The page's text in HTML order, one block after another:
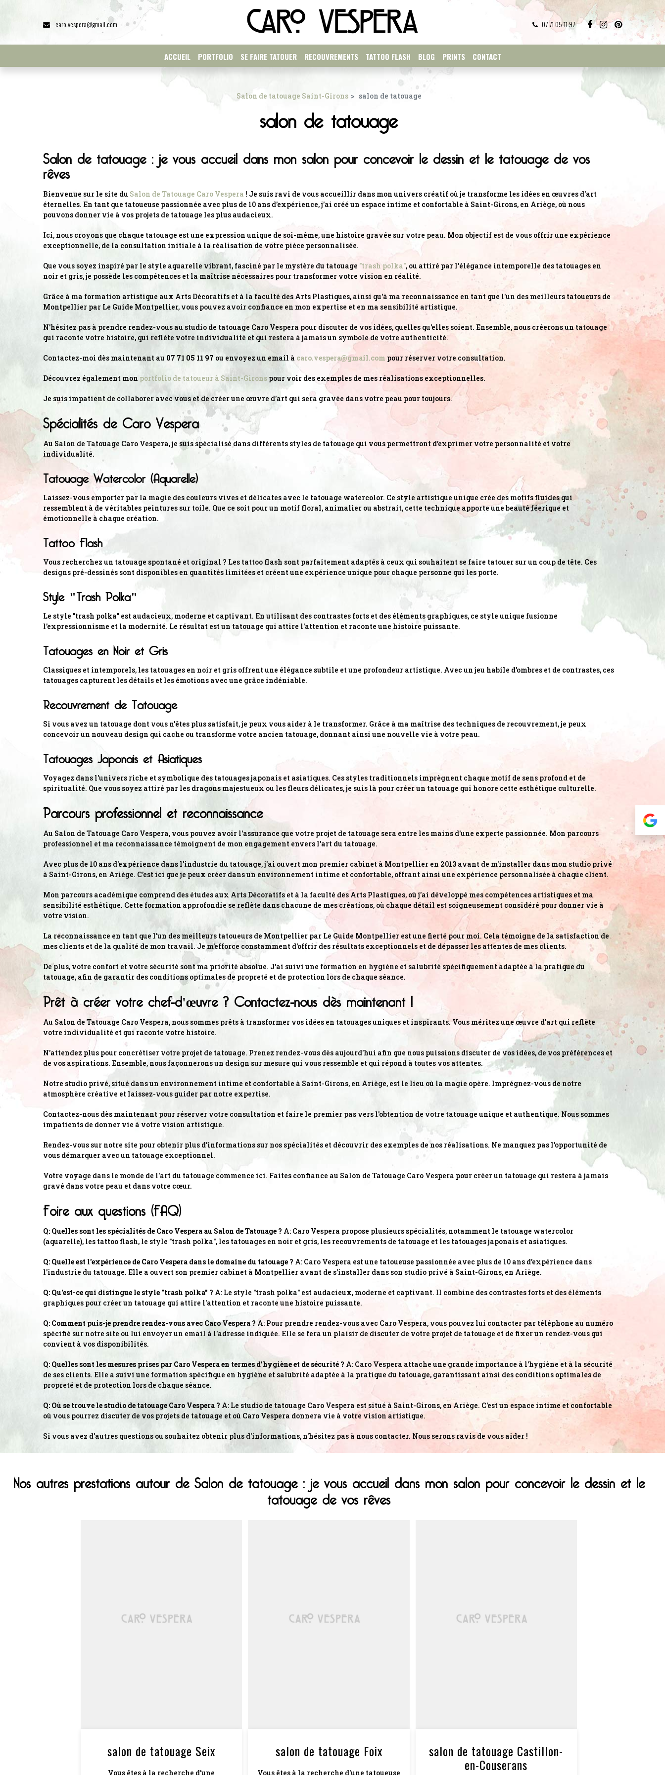
caro.vespera@gmail.com 07 71 05 11 97
ACCUEIL PORTFOLIO SE FAIRE TATOUER RECOUVREMENTS TATTOO FLASH BLOG PRINTS CONTACT
Salon de tatouage Saint-Girons salon de tatouage
salon de tatouage
Salon de tatouage : je vous accueil dans mon salon pour concevoir le dessin et le tatouage de vos
rêves
Bienvenue sur le site du Salon de Tatouage Caro Vespera ! Je suis ravi de vous accueillir dans mon univers créatif où je transforme les idées en œuvres d'art
éternelles. En tant que tatoueuse passionnée avec plus de 10 ans d'expérience, j'ai créé un espace intime et confortable à Saint-Girons, en Ariège, où nous
pouvons donner vie à vos projets de tatouage les plus audacieux.
Ici, nous croyons que chaque tatouage est une expression unique de soi-même, une histoire gravée sur votre peau. Mon objectif est de vous offrir une expérience
exceptionnelle, de la consultation initiale à la réalisation de votre pièce personnalisée.
Que vous soyez inspiré par le style aquarelle vibrant, fasciné par le mystère du tatouage "trash polka", ou attiré par l'élégance intemporelle des tatouages en
noir et gris, je possède les compétences et la maîtrise nécessaires pour transformer votre vision en réalité.
Grâce à ma formation artistique aux Arts Décoratifs et à la faculté des Arts Plastiques, ainsi qu'à ma reconnaissance en tant que l'un des meilleurs tatoueurs de
Montpellier par Le Guide Montpellier, vous pouvez avoir confiance en mon expertise et en ma sensibilité artistique.
N'hésitez pas à prendre rendez-vous au studio de tatouage Caro Vespera pour discuter de vos idées, quelles qu'elles soient. Ensemble, nous créerons un tatouage
qui raconte votre histoire, qui reflète votre individualité et qui restera à jamais un symbole de votre authenticité.
Contactez-moi dès maintenant au 07 71 05 11 97 ou envoyez un email à caro.vespera@gmail.com pour réserver votre consultation.
Découvrez également mon portfolio de tatoueur à Saint-Girons pour voir des exemples de mes réalisations exceptionnelles.
Je suis impatient de collaborer avec vous et de créer une œuvre d'art qui sera gravée dans votre peau pour toujours.
Spécialités de Caro Vespera
Au Salon de Tatouage Caro Vespera, je suis spécialisé dans différents styles de tatouage qui vous permettront d'exprimer votre personnalité et votre
individualité.
Tatouage Watercolor (Aquarelle)
Laissez-vous emporter par la magie des couleurs vives et délicates avec le tatouage watercolor. Ce style artistique unique crée des motifs fluides qui
ressemblent à de véritables peintures sur toile. Que ce soit pour un motif floral, animalier ou abstrait, cette technique apporte une beauté féerique et
émotionnelle à chaque création.
Tattoo Flash
Vous recherchez un tatouage spontané et original ? Les tattoo flash sont parfaitement adaptés à ceux qui souhaitent se faire tatouer sur un coup de tête. Ces
designs pré-dessinés sont disponibles en quantités limitées et créent une expérience unique pour chaque personne qui les porte.
Style "Trash Polka"
Le style "trash polka" est audacieux, moderne et captivant. En utilisant des contrastes forts et des éléments graphiques, ce style unique fusionne
l'expressionnisme et la modernité. Le résultat est un tatouage qui attire l'attention et raconte une histoire puissante.
Tatouages en Noir et Gris
Classiques et intemporels, les tatouages en noir et gris offrent une élégance subtile et une profondeur artistique. Avec un jeu habile d'ombres et de contrastes, ces
tatouages capturent les détails et les émotions avec une grâce indéniable.
Recouvrement de Tatouage
Si vous avez un tatouage dont vous n'êtes plus satisfait, je peux vous aider à le transformer. Grâce à ma maîtrise des techniques de recouvrement, je peux
concevoir un nouveau design qui cache ou transforme votre ancien tatouage, donnant ainsi une nouvelle vie à votre peau.
Tatouages Japonais et Asiatiques
Voyagez dans l'univers riche et symbolique des tatouages japonais et asiatiques. Ces styles traditionnels imprègnent chaque motif de sens profond et de
spiritualité. Que vous soyez attiré par les dragons majestueux ou les fleurs délicates, je suis là pour créer un tatouage qui honore cette esthétique culturelle.
Parcours professionnel et reconnaissance
Au Salon de Tatouage Caro Vespera, vous pouvez avoir l'assurance que votre projet de tatouage sera entre les mains d'une experte passionnée. Mon parcours
professionnel et ma reconnaissance témoignent de mon engagement envers l'art du tatouage.
Avec plus de 10 ans d'expérience dans l'industrie du tatouage, j'ai ouvert mon premier cabinet à Montpellier en 2013 avant de m'installer dans mon studio privé
à Saint-Girons, en Ariège. C'est ici que je peux créer dans un environnement intime et confortable, offrant ainsi une expérience personnalisée à chaque client.
Mon parcours académique comprend des études aux Arts Décoratifs et à la faculté des Arts Plastiques, où j'ai développé mes compétences artistiques et ma
sensibilité esthétique. Cette formation approfondie se reflète dans chacune de mes créations, où chaque détail est soigneusement considéré pour donner vie à
votre vision.
La reconnaissance en tant que l'un des meilleurs tatoueurs de Montpellier par Le Guide Montpellier est une fierté pour moi. Cela témoigne de la satisfaction de
mes clients et de la qualité de mon travail. Je m'efforce constamment d'offrir des résultats exceptionnels et de dépasser les attentes de mes clients.
De plus, votre confort et votre sécurité sont ma priorité absolue. J'ai suivi une formation en hygiène et salubrité spécifiquement adaptée à la pratique du
tatouage, afin de garantir des conditions optimales de propreté et de protection lors de chaque séance.
Prêt à créer votre chef-d'œuvre ? Contactez-nous dès maintenant !
Au Salon de Tatouage Caro Vespera, nous sommes prêts à transformer vos idées en tatouages uniques et inspirants. Vous méritez une œuvre d'art qui reflète
votre individualité et qui raconte votre histoire.
N'attendez plus pour concrétiser votre projet de tatouage. Prenez rendez-vous dès aujourd'hui afin que nous puissions discuter de vos idées, de vos préférences et
de vos aspirations. Ensemble, nous façonnerons un design sur mesure qui vous ressemble et qui répond à toutes vos attentes.
Notre studio privé, situé dans un environnement intime et confortable à Saint-Girons, en Ariège, est le lieu où la magie opère. Imprégnez-vous de notre
atmosphère créative et laissez-vous guider par notre expertise.
Contactez-nous dès maintenant pour réserver votre consultation et faire le premier pas vers l'obtention de votre tatouage unique et authentique. Nous sommes
impatients de donner vie à votre vision artistique.
Rendez-vous sur notre site pour obtenir plus d'informations sur nos spécialités et découvrir des exemples de nos réalisations. Ne manquez pas l'opportunité de
vous démarquer avec un tatouage exceptionnel.
Votre voyage dans le monde de l'art du tatouage commence ici. Faites confiance au Salon de Tatouage Caro Vespera pour créer un tatouage qui restera à jamais
gravé dans votre peau et dans votre cœur.
Foire aux questions (FAQ)
Q: Quelles sont les spécialités de Caro Vespera au Salon de Tatouage ? A: Caro Vespera propose plusieurs spécialités, notamment le tatouage watercolor
(aquarelle), les tattoo flash, le style "trash polka", les tatouages en noir et gris, les recouvrements de tatouage et les tatouages japonais et asiatiques.
Q: Quelle est l'expérience de Caro Vespera dans le domaine du tatouage ? A: Caro Vespera est une tatoueuse passionnée avec plus de 10 ans d'expérience dans
l'industrie du tatouage. Elle a ouvert son premier cabinet à Montpellier avant de s'installer dans son studio privé à Saint-Girons, en Ariège.
Q: Qu'est-ce qui distingue le style "trash polka" ? A: Le style "trash polka" est audacieux, moderne et captivant. Il combine des contrastes forts et des éléments
graphiques pour créer un tatouage qui attire l'attention et raconte une histoire puissante.
Q: Comment puis-je prendre rendez-vous avec Caro Vespera ? A: Pour prendre rendez-vous avec Caro Vespera, vous pouvez lui contacter par téléphone au numéro
spécifié sur notre site ou lui envoyer un email à l'adresse indiquée. Elle se fera un plaisir de discuter de votre projet de tatouage et de fixer un rendez-vous qui
convient à vos disponibilités.
Q: Quelles sont les mesures prises par Caro Vespera en termes d'hygiène et de sécurité ? A: Caro Vespera attache une grande importance à l'hygiène et à la sécurité
de ses clients. Elle a suivi une formation spécifique en hygiène et salubrité adaptée à la pratique du tatouage, garantissant ainsi des conditions optimales de
propreté et de protection lors de chaque séance.
Q: Où se trouve le studio de tatouage Caro Vespera ? A: Le studio de tatouage Caro Vespera est situé à Saint-Girons, en Ariège. C'est un espace intime et confortable
où vous pourrez discuter de vos projets de tatouage et où Caro Vespera donnera vie à votre vision artistique.
Si vous avez d'autres questions ou souhaitez obtenir plus d'informations, n'hésitez pas à nous contacter. Nous serons ravis de vous aider !
Nos autres prestations autour de Salon de tatouage : je vous accueil dans mon salon pour concevoir le dessin et le
tatouage de vos rêves
salon de tatouage Seix
Vous êtes à la recherche d'une
salon de tatouage Foix
Vous êtes à la recherche d'une tatoueuse
salon de tatouage Castillon-
en-Couserans
Panneau de gestion des cookies